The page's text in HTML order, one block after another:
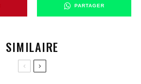
PARTAGER
SIMILAIRE